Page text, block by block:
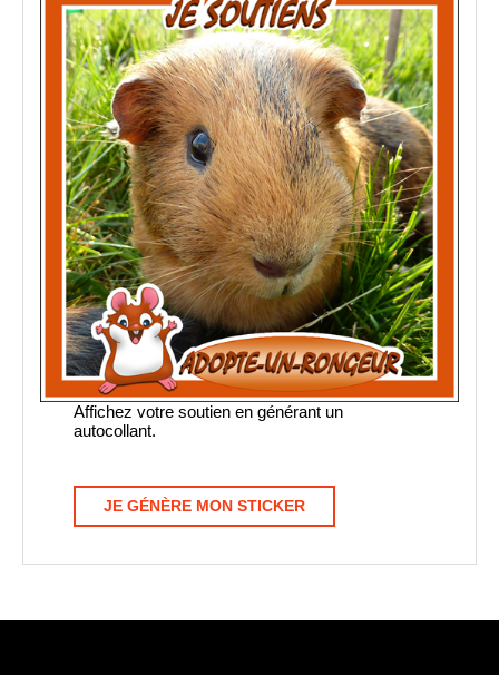
Affichez votre soutien en générant un
autocollant.
JE GÉNÈRE MON STICKER